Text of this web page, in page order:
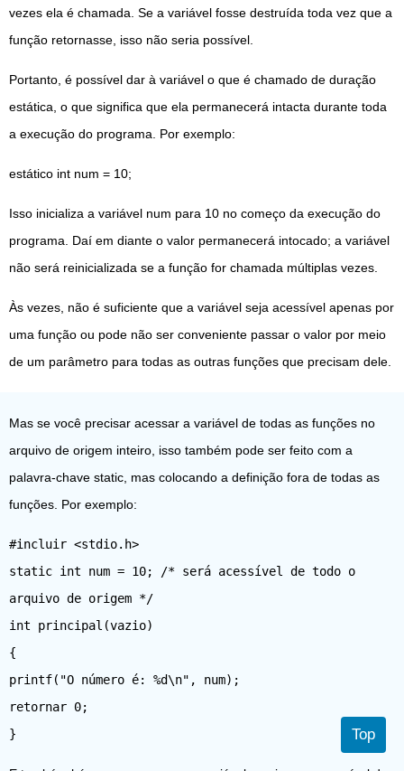
vezes ela é chamada. Se a variável fosse destruída toda vez que a
função retornasse, isso não seria possível.
Portanto, é possível dar à variável o que é chamado de duração
estática, o que significa que ela permanecerá intacta durante toda
a execução do programa. Por exemplo:
estático int num = 10;
Isso inicializa a variável num para 10 no começo da execução do
programa. Daí em diante o valor permanecerá intocado; a variável
não será reinicializada se a função for chamada múltiplas vezes.
Às vezes, não é suficiente que a variável seja acessível apenas por
uma função ou pode não ser conveniente passar o valor por meio
de um parâmetro para todas as outras funções que precisam dele.
Mas se você precisar acessar a variável de todas as funções no
arquivo de origem inteiro, isso também pode ser feito com a
palavra-chave static, mas colocando a definição fora de todas as
funções. Por exemplo:
#incluir <stdio.h>
static int num = 10; /* será acessível de todo o
arquivo de origem */
int principal(vazio)
{
printf("O número é: %d\n", num);
retornar 0;
}
Top